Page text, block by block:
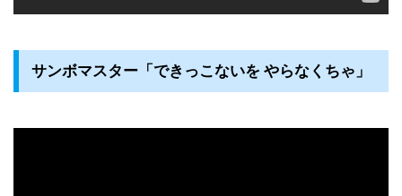
サンボマスター「できっこないを やらなくちゃ」